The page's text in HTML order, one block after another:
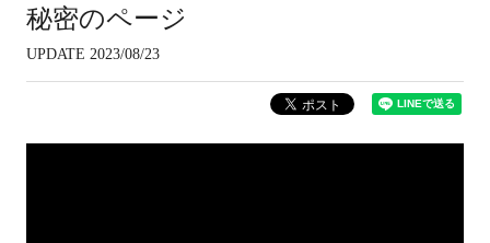
秘密のページ
UPDATE 2023/08/23